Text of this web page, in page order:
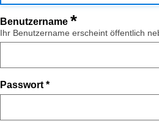
Benutzername *
Ihr Benutzername erscheint öffentlich
Passwort *